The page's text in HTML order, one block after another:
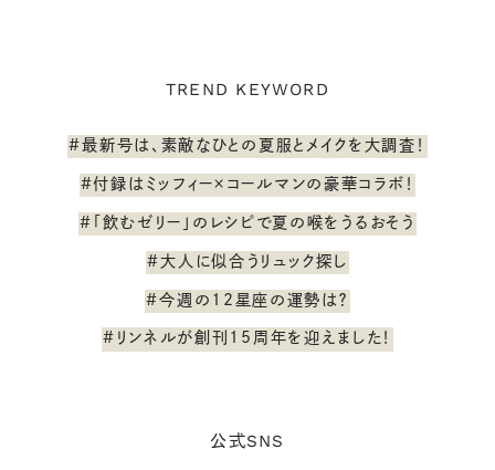
TREND KEYWORD
#最新号は、素敵なひとの夏服とメイクを大調査！
#付録はミッフィー×コールマンの豪華コラボ！
#「飲むゼリー」のレシピで夏の喉をうるおそう
#大人に似合うリュック探し
#今週の12星座の運勢は？
#リンネルが創刊15周年を迎えました！
公式SNS